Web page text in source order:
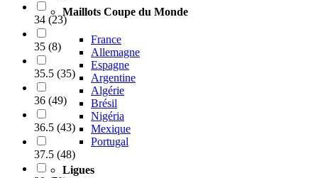
Maillots Coupe du Monde
France
Allemagne
Espagne
Argentine
Algérie
Brésil
Nigéria
Mexique
Portugal
Ligues
34 (23)
35 (8)
35.5 (35)
36 (49)
36.5 (43)
37.5 (48)